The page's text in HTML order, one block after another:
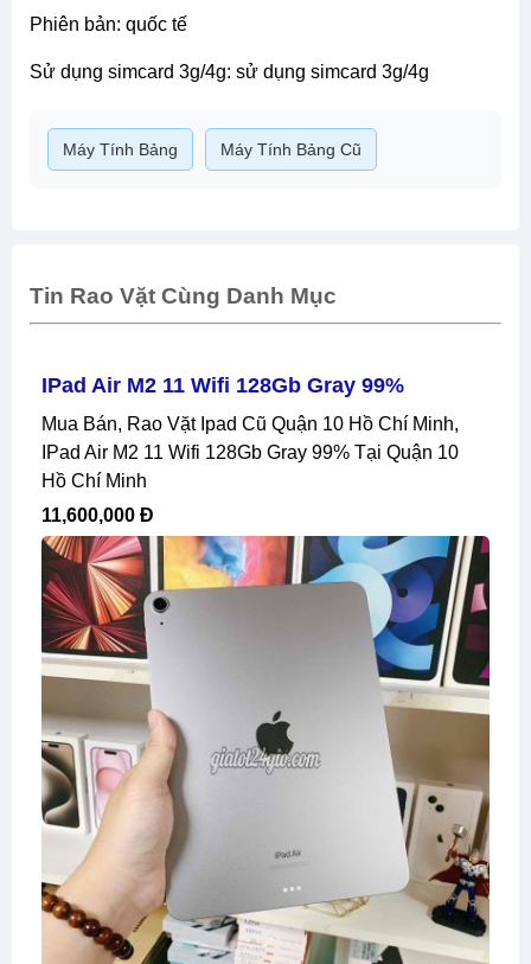
phiên bản: quốc tế
sử dụng simcard 3g/4g: sử dụng simcard 3g/4g
Máy Tính Bảng Máy Tính Bảng Cũ
Tin Rao Vặt Cùng Danh Mục
IPad Air M2 11 Wifi 128Gb Gray 99%
Mua Bán, Rao Vặt Ipad Cũ Quận 10 Hồ Chí Minh,
IPad Air M2 11 Wifi 128Gb Gray 99% Tại Quận 10
Hồ Chí Minh
11,600,000 Đ